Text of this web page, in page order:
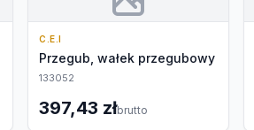
C.E.I
Przegub, wałek przegubowy
133052
397,43 złbrutto